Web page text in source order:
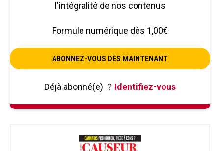
l'intégralité de nos contenus
Formule numérique dès 1,00€
ABONNEZ-VOUS DÈS MAINTENANT
Déjà abonné(e) ? Identifiez-vous